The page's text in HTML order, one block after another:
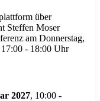
über
Steffen Moser
am Donnerstag,
- 18:00 Uhr
2027, 10:00 -